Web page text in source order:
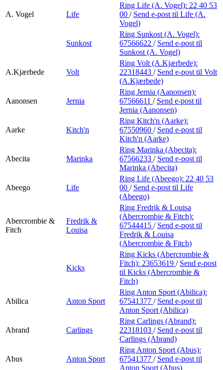
Min Shopping-app
A. Vogel Life
Ring Life (A. Vogel): 22 40 53
00 / Send e-post til Life (A.
Vogel)
Sunkost
Ring Sunkost (A. Vogel):
67566622 / Send e-post til
Sunkost (A. Vogel)
A.Kjærbede Volt
Ring Volt (A.Kjærbede):
22318443 / Send e-post til Volt
(A.Kjærbede)
Aanonsen Jernia
Ring Jernia (Aanonsen):
67566611 / Send e-post til
Jernia (Aanonsen)
Aarke Kitch'n
Ring Kitch'n (Aarke):
67550960 / Send e-post til
Kitch'n (Aarke)
Abecita Marinka
Ring Marinka (Abecita):
67566233 / Send e-post til
Marinka (Abecita)
Abeego Life
Ring Life (Abeego): 22 40 53
00 / Send e-post til Life
(Abeego)
Abercrombie &
Fitch
Fredrik &
Louisa
Ring Fredrik & Louisa
(Abercrombie & Fitch):
67544415 / Send e-post til
Fredrik & Louisa
(Abercrombie & Fitch)
Kicks
Ring Kicks (Abercrombie &
Fitch): 23653619 / Send e-post
til Kicks (Abercrombie &
Fitch)
Abilica Anton Sport
Ring Anton Sport (Abilica):
67541377 / Send e-post til
Anton Sport (Abilica)
Abrand Carlings
Ring Carlings (Abrand):
22318103 / Send e-post til
Carlings (Abrand)
Abus Anton Sport
Ring Anton Sport (Abus):
67541377 / Send e-post til
Anton Sport (Abus)